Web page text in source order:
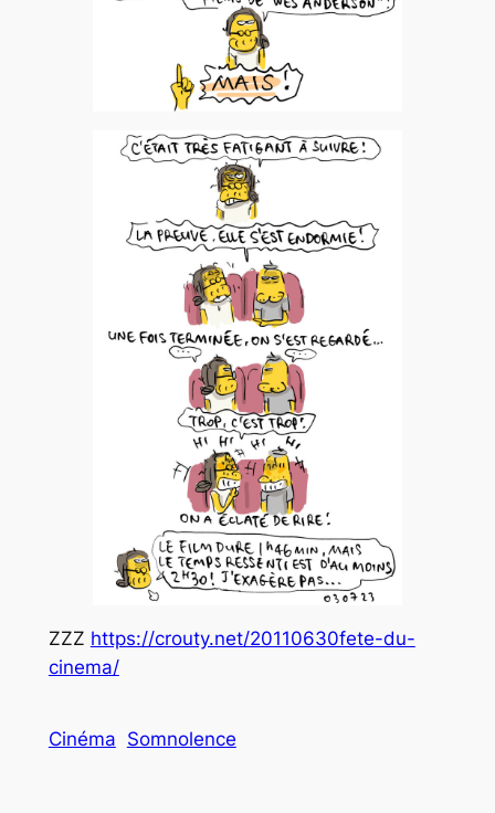
ZZZ https://crouty.net/20110630fete-du-
cinema/
Cinéma Somnolence